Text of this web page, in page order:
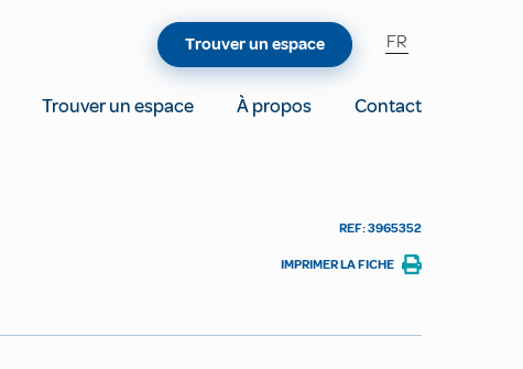
Trouver un espace À propos
Contact
Trouver un espace FR
REF: 3965352
IMPRIMER LA FICHE